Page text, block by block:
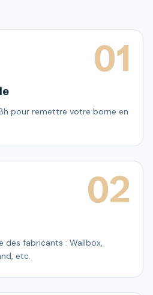
01
pour remettre votre borne en
02
des fabricants : Wallbox,
etc.